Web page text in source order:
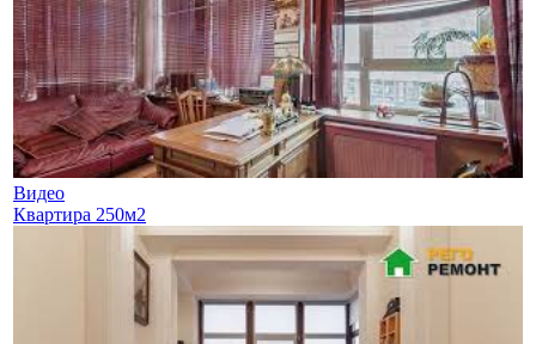
Видео
Квартира 250м2